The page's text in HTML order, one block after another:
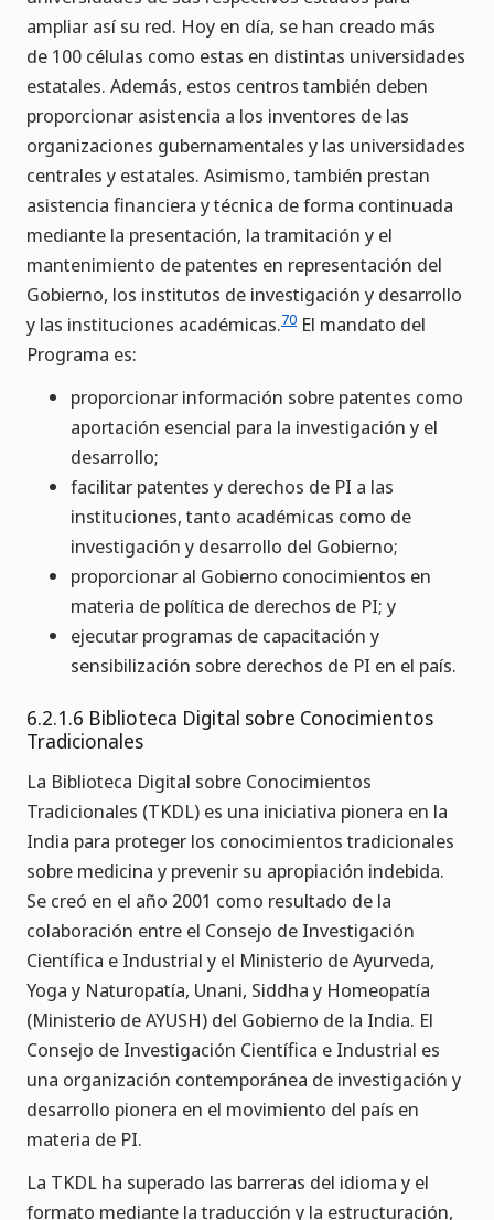
ampliar así su red. Hoy en día, se han creado más
de 100 células como estas en distintas universidades
estatales. Además, estos centros también deben
proporcionar asistencia a los inventores de las
organizaciones gubernamentales y las universidades
centrales y estatales. Asimismo, también prestan
asistencia financiera y técnica de forma continuada
mediante la presentación, la tramitación y el
mantenimiento de patentes en representación del
Gobierno, los institutos de investigación y desarrollo
y las instituciones académicas.70 El mandato del
Programa es:
proporcionar información sobre patentes como
aportación esencial para la investigación y el
desarrollo;
facilitar patentes y derechos de PI a las
instituciones, tanto académicas como de
investigación y desarrollo del Gobierno;
proporcionar al Gobierno conocimientos en
materia de política de derechos de PI; y
ejecutar programas de capacitación y
sensibilización sobre derechos de PI en el país.
6.2.1.6 Biblioteca Digital sobre Conocimientos
Tradicionales
La Biblioteca Digital sobre Conocimientos
Tradicionales (TKDL) es una iniciativa pionera en la
India para proteger los conocimientos tradicionales
sobre medicina y prevenir su apropiación indebida.
Se creó en el año 2001 como resultado de la
colaboración entre el Consejo de Investigación
Científica e Industrial y el Ministerio de Ayurveda,
Yoga y Naturopatía, Unani, Siddha y Homeopatía
(Ministerio de AYUSH) del Gobierno de la India. El
Consejo de Investigación Científica e Industrial es
una organización contemporánea de investigación y
desarrollo pionera en el movimiento del país en
materia de PI.
La TKDL ha superado las barreras del idioma y el
formato mediante la traducción y la estructuración,